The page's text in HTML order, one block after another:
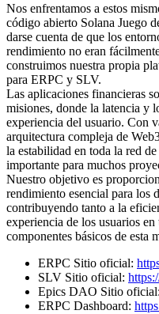
Nos enfrentamos a estos
código abierto Solana Juego
darse cuenta de que los
rendimiento no eran
construimos nuestra propia
para ERPC y SLV.
Las aplicaciones financieras
misiones, donde la latencia y
experiencia del usuario. Con
arquitectura compleja de
la estabilidad en toda la red
importante para muchos
Nuestro objetivo es
rendimiento esencial para los
contribuyendo tanto a la
experiencia de los usuarios
componentes básicos de esta
ERPC Sitio oficial:
SLV Sitio oficial:
Epics DAO Sitio oficial:
ERPC Dashboard: